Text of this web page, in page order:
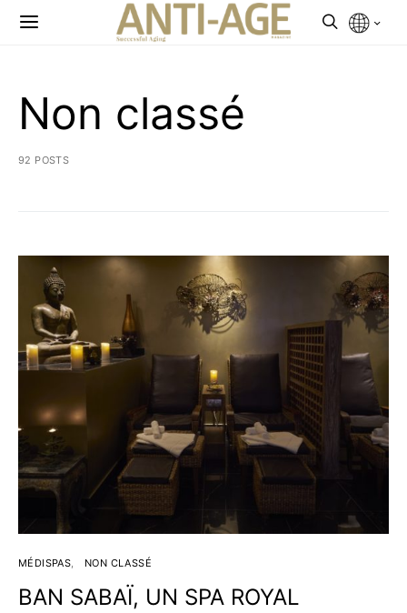
Non classé
92 POSTS
MÉDISPAS NON CLASSÉ
BAN SABAÏ, UN SPA ROYAL